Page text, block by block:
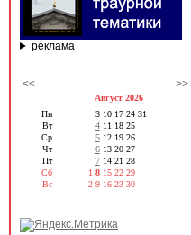
реклама
<< >>
Август 2026
Пн
Вт
Ср
Чт
Пт
Сб
Вс
3 10 17 24 31
4 11 18 25
5 12 19 26
6 13 20 27
7 14 21 28
1 8 15 22 29
2 9 16 23 30